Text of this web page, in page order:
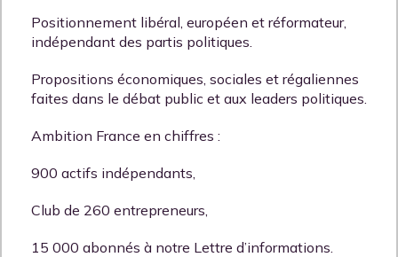
Positionnement libéral, européen et réformateur,
indépendant des partis politiques.
Propositions économiques, sociales et régaliennes
faites dans le débat public et aux leaders politiques.
Ambition France en chiffres :
900 actifs indépendants,
Club de 260 entrepreneurs,
15 000 abonnés à notre Lettre d’informations.